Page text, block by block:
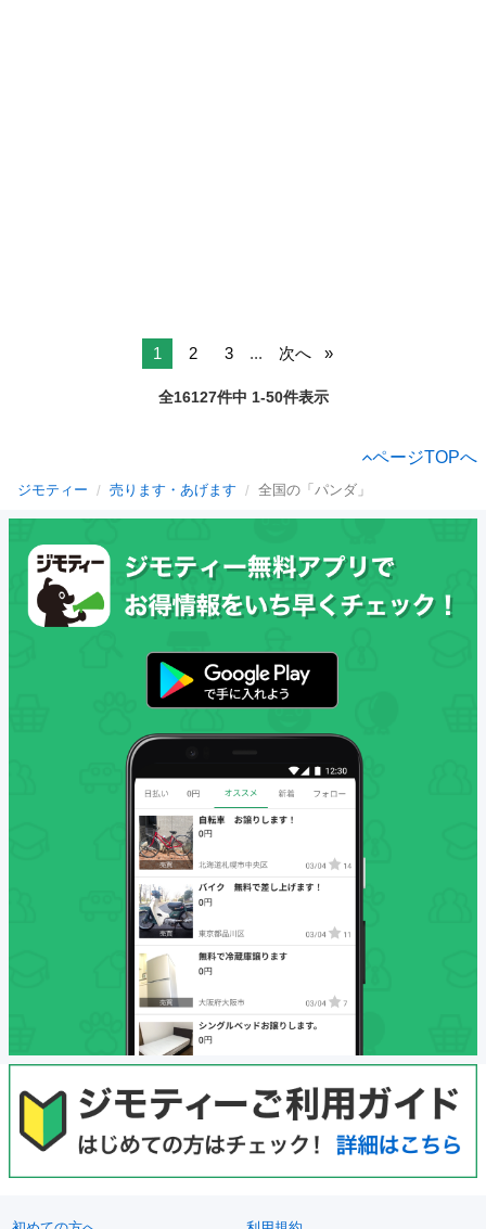
1 2 3 ... 次へ
全16127件中 1-50件表示
ページTOPへ
ジモティー 売ります・あげます 全国の「パンダ」